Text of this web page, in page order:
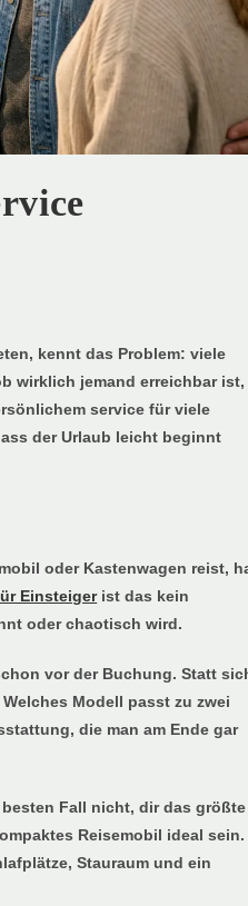
kennt das Problem: viele
wirklich jemand erreichbar ist,
service für viele
der Urlaub leicht beginnt
oder Kastenwagen reist,
Einsteigerist das kein
oder chaotisch wird.
vor der Buchung. Statt
Modell passt zu zwei
die man am Ende gar
Fall nicht, dir das größte
Reisemobil ideal sein.
Stauraum und ein